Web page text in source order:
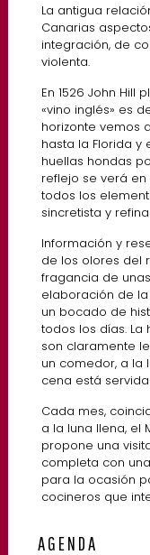
La antigua
Canarias
integración, de
violenta.
En 1526 John Hill
«vino inglés» es
horizonte vemos
hasta la Florida y
huellas hondas
reflejo se verá
todos los
sincretista y
Información y
de los olores del
fragancia de
elaboración de la
un bocado de
todos los días.
son claramente
un comedor, a la
cena está
Cada mes,
a la luna llena, el
propone una
completa con
para la ocasión
cocineros que
AGENDA